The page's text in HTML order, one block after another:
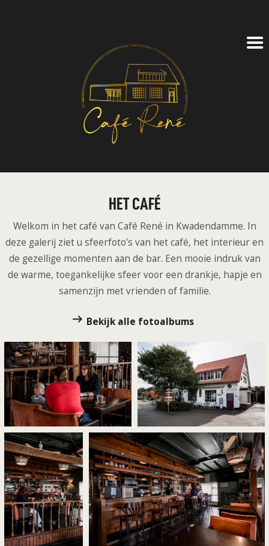
FEESTZAAL
ZAKELIJK
AGENDA
TICKETS
OVER ONS
HET CAFÉ
Welkom in het café van Café René in Kwadendamme. In
deze galerij ziet u sfeerfoto’s van het café, het interieur en
de gezellige momenten aan de bar. Een mooie indruk van
de warme, toegankelijke sfeer voor een drankje, hapje en
samenzijn met vrienden of familie.
Bekijk alle fotoalbums